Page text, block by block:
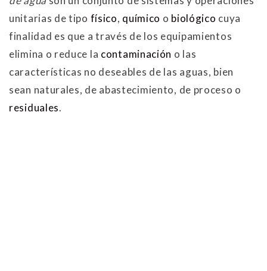
unitarias de tipo físico, químico o biológico cuya
finalidad es que a través de los equipamientos
elimina o reduce la contaminación o las
características no deseables de las aguas, bien
sean naturales, de abastecimiento, de proceso o
residuales.